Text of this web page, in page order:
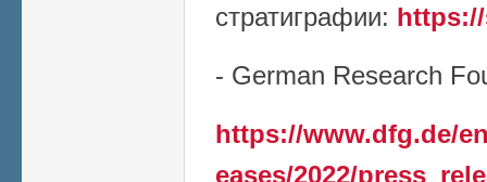
стратиграфии:
- German Research
https://www.dfg.de/
eases/2022/